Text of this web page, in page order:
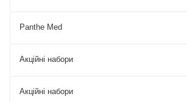
Panthe Med
Акційні набори
Акційні набори